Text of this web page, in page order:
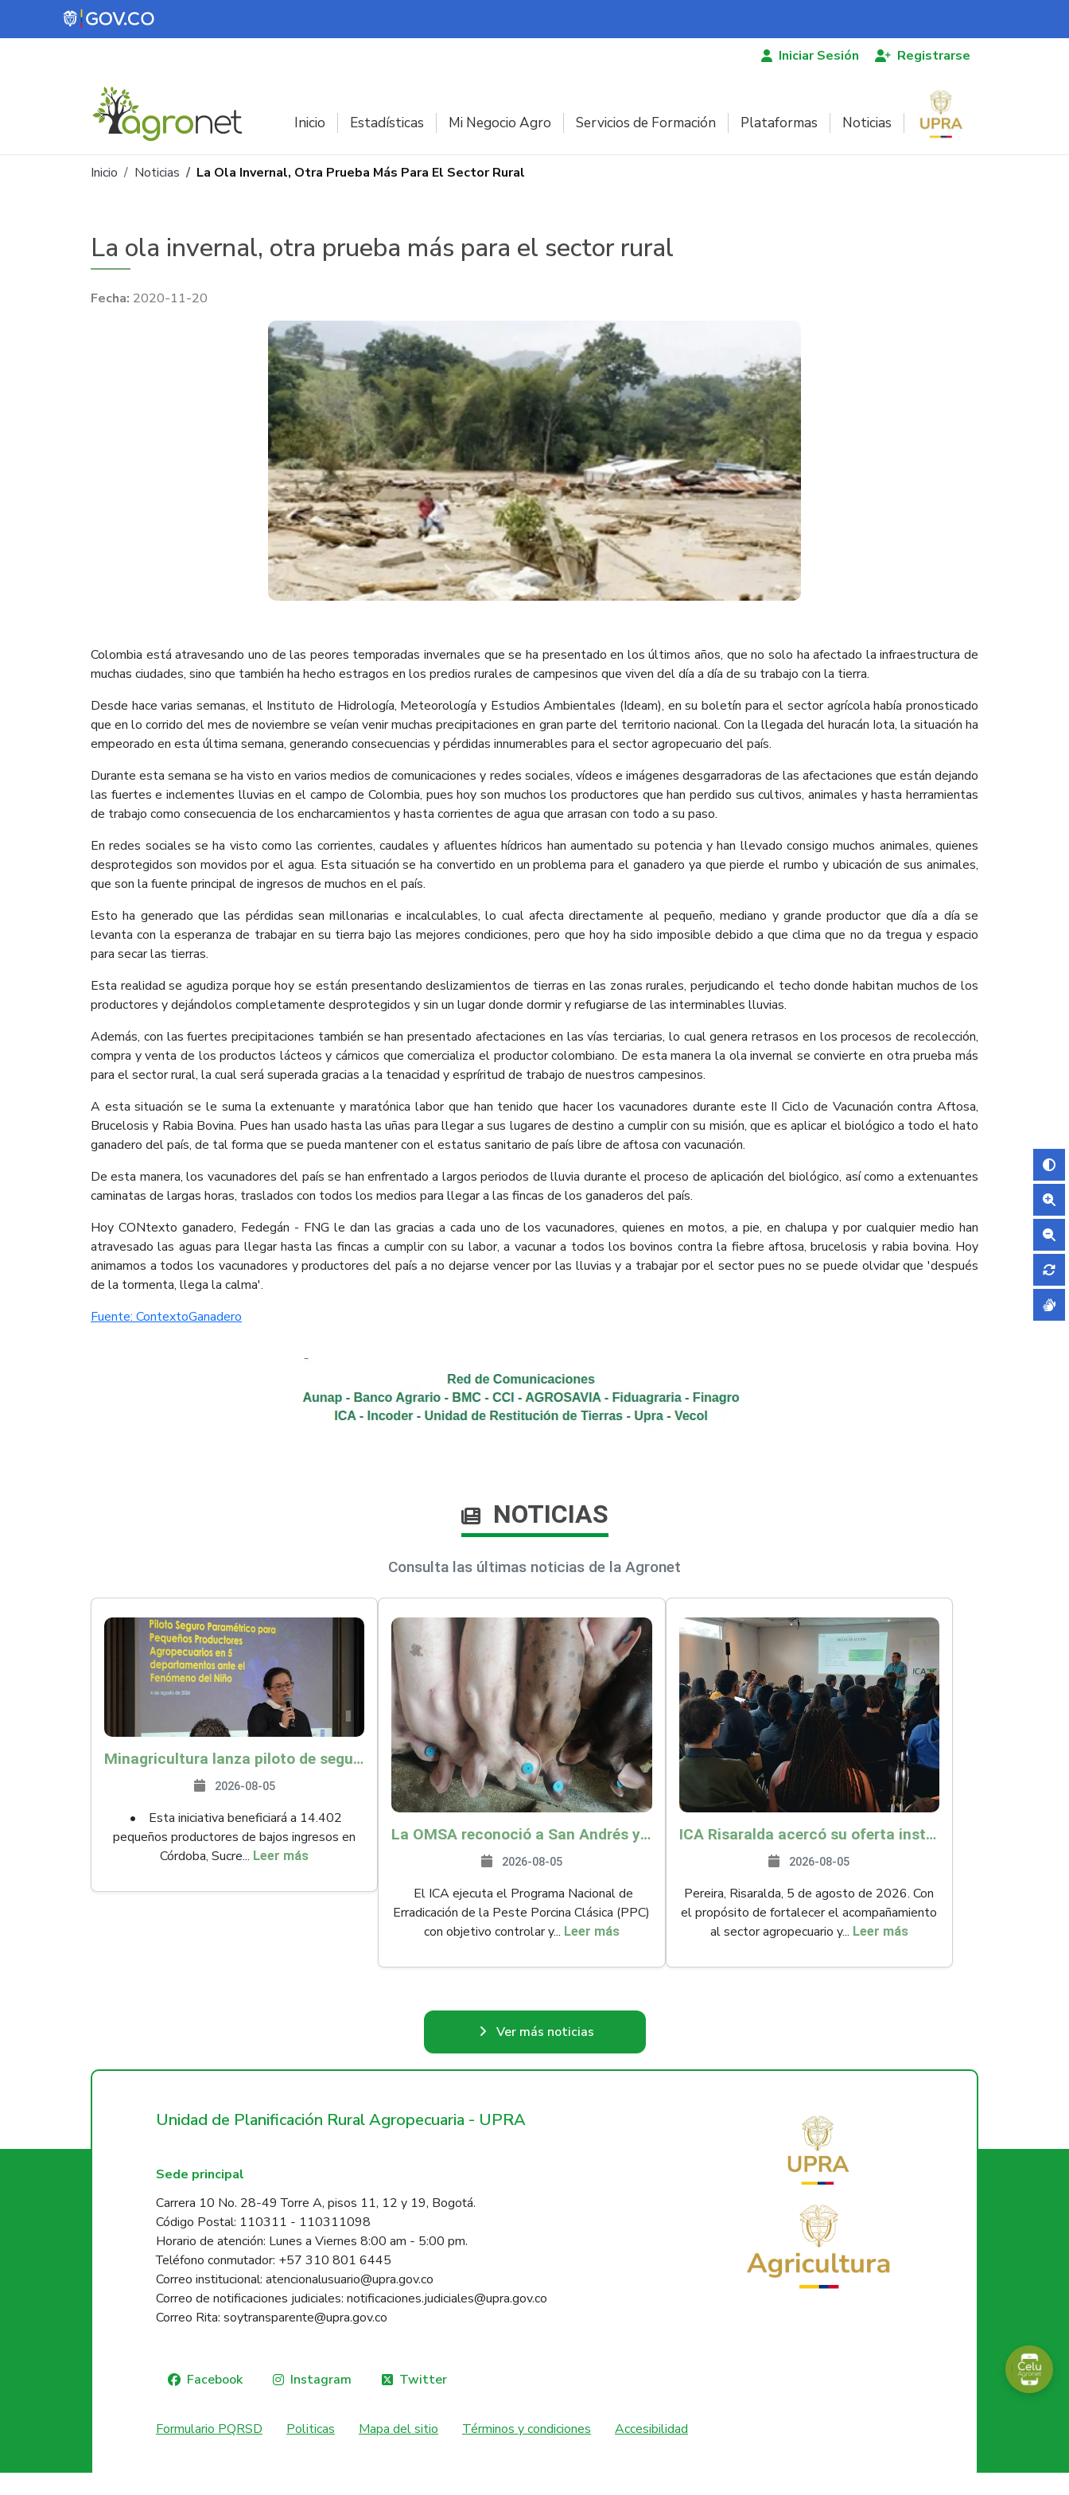
Pasar al contenido principal
Iniciar Sesión Registrarse
Inicio Estadísticas Mi Negocio Agro Servicios de Formación Plataformas Noticias
Ruta de navegación
Inicio Noticias La Ola Invernal, Otra Prueba Más Para El Sector Rural
La ola invernal, otra prueba más para el sector rural
2020-11-20
Colombia está atravesando uno de las peores temporadas invernales que se ha presentado en los últimos años, que no solo ha afectado la infraestructura de
muchas ciudades, sino que también ha hecho estragos en los predios rurales de campesinos que viven del día a día de su trabajo con la tierra.
Desde hace varias semanas, el Instituto de Hidrología, Meteorología y Estudios Ambientales (Ideam), en su boletín para el sector agrícola había pronosticado
que en lo corrido del mes de noviembre se veían venir muchas precipitaciones en gran parte del territorio nacional. Con la llegada del huracán Iota, la situación ha
empeorado en esta última semana, generando consecuencias y pérdidas innumerables para el sector agropecuario del país.
Durante esta semana se ha visto en varios medios de comunicaciones y redes sociales, vídeos e imágenes desgarradoras de las afectaciones que están dejando
las fuertes e inclementes lluvias en el campo de Colombia, pues hoy son muchos los productores que han perdido sus cultivos, animales y hasta herramientas
de trabajo como consecuencia de los encharcamientos y hasta corrientes de agua que arrasan con todo a su paso.
En redes sociales se ha visto como las corrientes, caudales y afluentes hídricos han aumentado su potencia y han llevado consigo muchos animales, quienes
desprotegidos son movidos por el agua. Esta situación se ha convertido en un problema para el ganadero ya que pierde el rumbo y ubicación de sus animales,
que son la fuente principal de ingresos de muchos en el país.
Esto ha generado que las pérdidas sean millonarias e incalculables, lo cual afecta directamente al pequeño, mediano y grande productor que día a día se
levanta con la esperanza de trabajar en su tierra bajo las mejores condiciones, pero que hoy ha sido imposible debido a que clima que no da tregua y espacio
para secar las tierras.
Esta realidad se agudiza porque hoy se están presentando deslizamientos de tierras en las zonas rurales, perjudicando el techo donde habitan muchos de los
productores y dejándolos completamente desprotegidos y sin un lugar donde dormir y refugiarse de las interminables lluvias.
Además, con las fuertes precipitaciones también se han presentado afectaciones en las vías terciarias, lo cual genera retrasos en los procesos de recolección,
compra y venta de los productos lácteos y cárnicos que comercializa el productor colombiano. De esta manera la ola invernal se convierte en otra prueba más
para el sector rural, la cual será superada gracias a la tenacidad y espríritud de trabajo de nuestros campesinos.
A esta situación se le suma la extenuante y maratónica labor que han tenido que hacer los vacunadores durante este II Ciclo de Vacunación contra Aftosa,
Brucelosis y Rabia Bovina. Pues han usado hasta las uñas para llegar a sus lugares de destino a cumplir con su misión, que es aplicar el biológico a todo el hato
ganadero del país, de tal forma que se pueda mantener con el estatus sanitario de país libre de aftosa con vacunación.
De esta manera, los vacunadores del país se han enfrentado a largos periodos de lluvia durante el proceso de aplicación del biológico, así como a extenuantes
caminatas de largas horas, traslados con todos los medios para llegar a las fincas de los ganaderos del país.
Hoy CONtexto ganadero, Fedegán - FNG le dan las gracias a cada uno de los vacunadores, quienes en motos, a pie, en chalupa y por cualquier medio han
atravesado las aguas para llegar hasta las fincas a cumplir con su labor, a vacunar a todos los bovinos contra la fiebre aftosa, brucelosis y rabia bovina. Hoy
animamos a todos los vacunadores y productores del país a no dejarse vencer por las lluvias y a trabajar por el sector pues no se puede olvidar que 'después
de la tormenta, llega la calma'.
Fuente: ContextoGanadero
NOTICIAS
Consulta las últimas noticias de la Agronet
Minagricultura lanza piloto de seguro agropecuario por $9.625 millones para proteger a más de 14.000 pequeños productores contra riesgos del Fenómeno de El Niño
2026-08-05
• Esta iniciativa beneficiará a 14.402
pequeños productores de bajos ingresos en
Córdoba, Sucre... Leer más
La OMSA reconoció a San Andrés y Providencia como zona libre de Peste Porcina Clásica (PPC)
2026-08-05
El ICA ejecuta el Programa Nacional de
Erradicación de la Peste Porcina Clásica (PPC)
con objetivo controlar y... Leer más
ICA Risaralda acercó su oferta institucional a productores y emprendedores en Expocamello
2026-08-05
Pereira, Risaralda, 5 de agosto de 2026. Con
el propósito de fortalecer el acompañamiento
al sector agropecuario y... Leer más
Ver más noticias
Unidad de Planificación Rural Agropecuaria - UPRA
Sede principal
Carrera 10 No. 28-49 Torre A, pisos 11, 12 y 19, Bogotá.
Código Postal: 110311 - 110311098
Horario de atención: Lunes a Viernes 8:00 am - 5:00 pm.
Teléfono conmutador: +57 310 801 6445
Correo institucional: atencionalusuario@upra.gov.co
Correo de notificaciones judiciales: notificaciones.judiciales@upra.gov.co
Correo Rita: soytransparente@upra.gov.co
Facebook Instagram Twitter
Formulario PQRSD Politicas Mapa del sitio Términos y condiciones Accesibilidad